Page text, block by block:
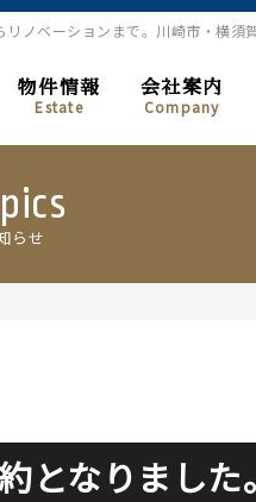
ノベーションまで。川崎市・横須
物件情報
Estate
会社案内
Company
らせ
なりました。